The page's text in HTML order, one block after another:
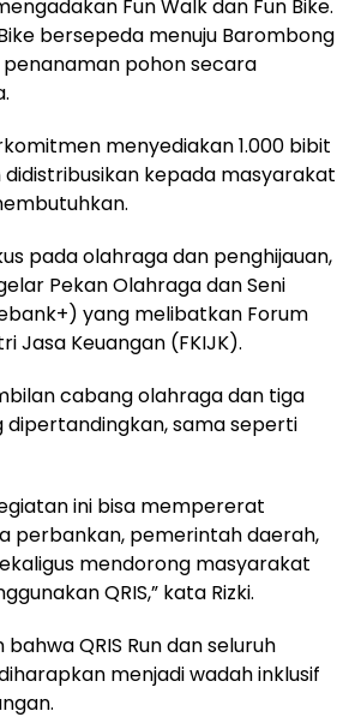
Fun Walk dan Fun Bike.
bersepeda menuju Barombong
pohon secara
menyediakan 1.000 bibit
kepada masyarakat
pada olahraga dan penghijauan,
Pekan Olahraga dan Seni
yang melibatkan Forum
Jasa Keuangan (FKIJK).
cabang olahraga dan tiga
dipertandingkan, sama seperti
ini bisa mempererat
perbankan, pemerintah daerah,
mendorong masyarakat
QRIS,” kata Rizki.
QRIS Run dan seluruh
menjadi wadah inklusif